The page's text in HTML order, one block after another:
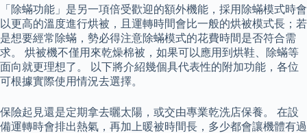
「除蟎功能」是另一項倍受歡迎的額外機能，採用除蟎模式時會
以更高的溫度進行烘被，且運轉時間會比一般的烘被模式長；若
是想要經常除蟎，勢必得注意除蟎模式的花費時間是否符合需
求。 烘被機不僅用來乾燥棉被，如果可以應用到烘鞋、除蟎等
面向就更理想了。 以下將介紹幾個具代表性的附加功能，各位
可根據實際使用情況去選擇。
保險起見還是定期拿去曬太陽，或交由專業乾洗店保養。 在設
備運轉時會排出熱氣，再加上暖被時間長，多少都會讓機體有過